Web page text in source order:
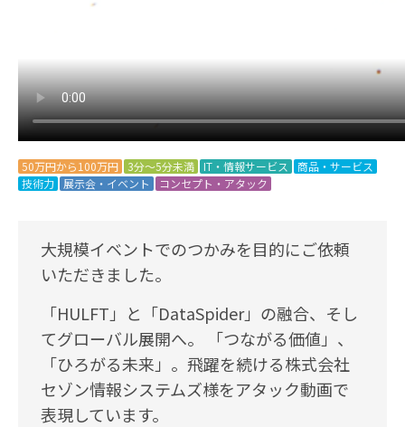
50万円から100万円 3分～5分未満 IT・情報サービス
商品・サービス
技術力
展示会・イベント コンセプト・アタック
大規模イベントでのつかみを目的にご依頼
いただきました。
「HULFT」と「DataSpider」の融合、そし
てグローバル展開へ。 「つながる価値」、
「ひろがる未来」。飛躍を続ける株式会社
セゾン情報システムズ様をアタック動画で
表現しています。